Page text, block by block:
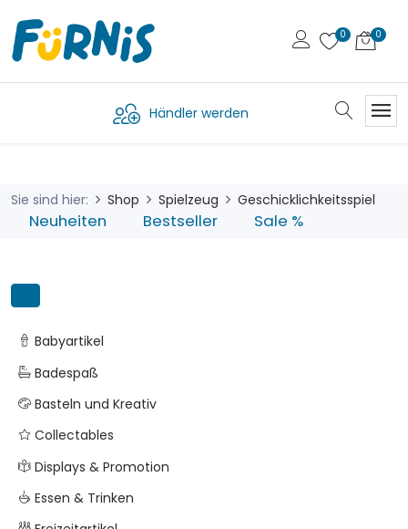
Händler werden
Sie sind hier: Shop Spielzeug Geschicklichkeitsspiel
Neuheiten Bestseller Sale %
Babyartikel
Badespaß
Basteln und Kreativ
Collectables
Displays & Promotion
Essen & Trinken